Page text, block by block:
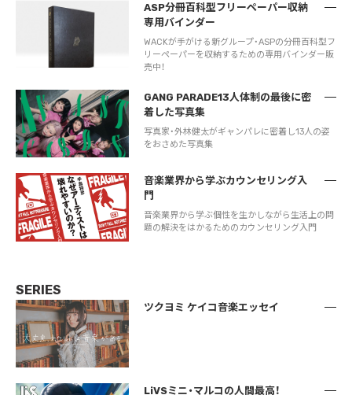
ASP分冊百科型フリーペーパー収納
専用バインダー
WACKが手がける新グループ・ASPの分冊百科型フ
リーペーパーを収納するための専用バインダー販
売中！
GANG PARADE13人体制の最後に密
着した写真集
写真家・外林健太がギャンパレに密着し13人の姿
をおさめた写真集
音楽業界から学ぶカウンセリング入
門
音楽業界から学ぶ個性を生かしながら生活上の問
題の解決をはかるためのカウンセリング入門
SERIES
ツクヨミ ケイコ音楽エッセイ
LiVSミニ・マルコの人間最高！